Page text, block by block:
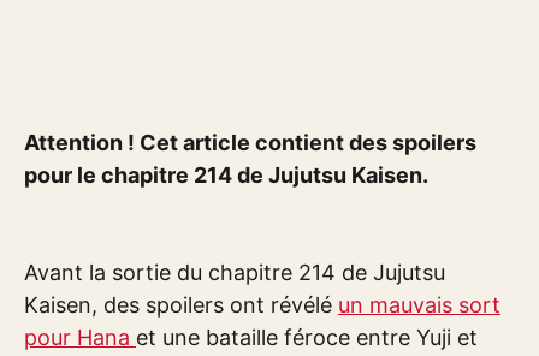
Attention ! Cet article contient des spoilers
pour le chapitre 214 de Jujutsu Kaisen.
Avant la sortie du chapitre 214 de Jujutsu
Kaisen, des spoilers ont révélé un mauvais sort
pour Hana et une bataille féroce entre Yuji et